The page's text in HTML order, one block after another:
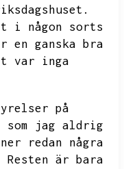
i någon sorts
en ganska bra
var inga
på
som jag aldrig
redan några
Resten är bara